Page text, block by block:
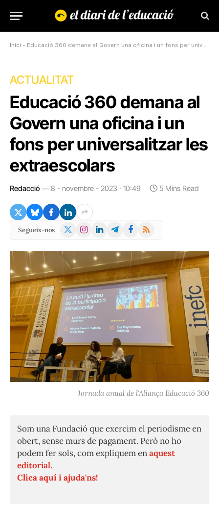
Inici » Educació 360 demana al Govern una oficina i un fons per universalitzar les extraescolars
ACTUALITAT
Educació 360 demana al
Govern una oficina i un
fons per universalitzar les
extraescolars
Redacció 8 - novembre - 2023 · 10:49 5 Mins Read
Segueix-nos
X
Instagram
LinkedInTelegramFacebook
RSS
Jornada anual de l'Aliança Educació 360
Som una Fundació que exercim el periodisme en
obert, sense murs de pagament. Però no ho
podem fer sols, com expliquem enaquest
editorial.
Clica aquí i ajuda'ns!